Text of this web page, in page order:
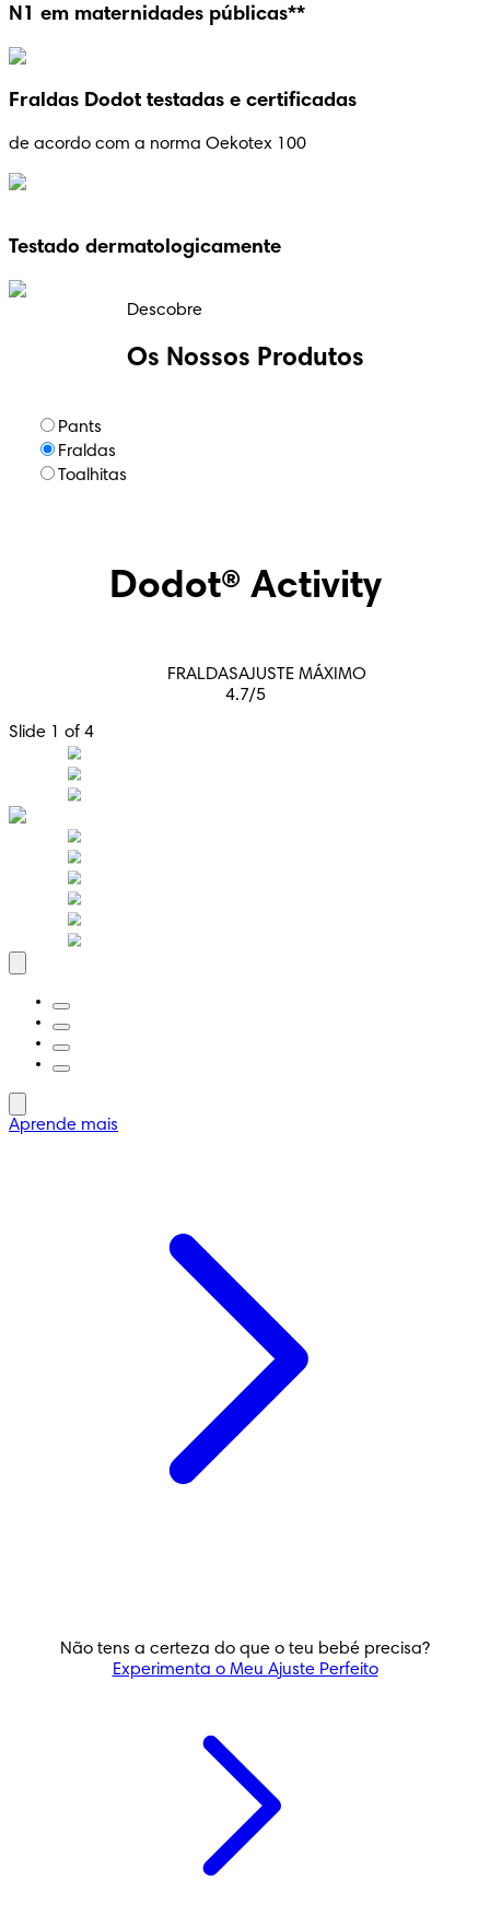
N1 em maternidades públicas**
Fraldas Dodot testadas e certificadas
de acordo com a norma Oekotex 100
Testado dermatologicamente
Descobre
Os Nossos Produtos
Pants
Fraldas
Toalhitas
Dodot® Activity
FRALDASAJUSTE MÁXIMO
4.7/5
Slide 1 of 4
Aprende mais
Dodot® Pants
FRALDAS-CUECA
Não tens a certeza do que o teu bebé precisa?
Experimenta o Meu Ajuste Perfeito